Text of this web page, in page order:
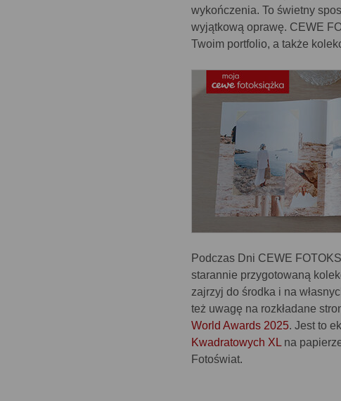
wykończenia. To świetny
wyjątkową oprawę. CEWE
Twoim portfolio, a także
Podczas Dni CEWE
starannie przygotowaną
zajrzyj do środka i na
też uwagę na rozkładane
World Awards 2025. Jest to
Kwadratowych XL na
Fotoświat.